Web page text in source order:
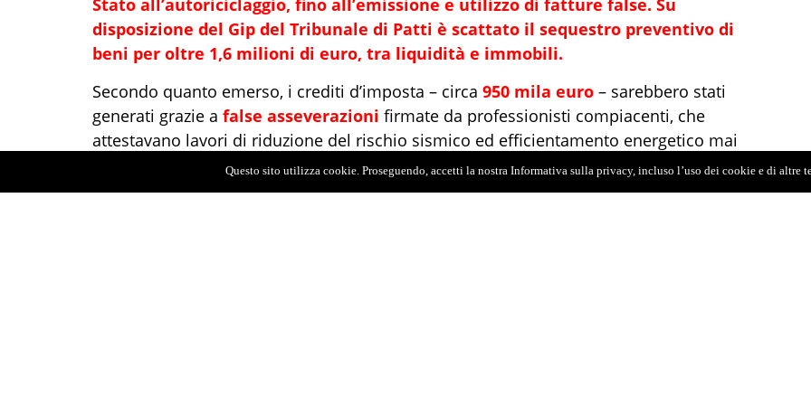
disposizione del Gip del Tribunale di Patti è scattato il sequestro preventivo di
beni per oltre 1,6 milioni di euro, tra liquidità e immobili.
Secondo quanto emerso, i crediti d’imposta – circa 950 mila euro – sarebbero stati
generati grazie a false asseverazioni firmate da professionisti compiacenti, che
attestavano lavori di riduzione del rischio sismico ed efficientamento energetico mai
eseguiti. Parte di quei crediti, inoltre, era stata ceduta a società terze in cambio di
denaro, configurando così l’ipotesi di autoriciclaggio.
Questo sito utilizza cookie. Proseguendo, accetti la nostra Informativa sulla privacy, incluso l’uso dei cookie e di altre